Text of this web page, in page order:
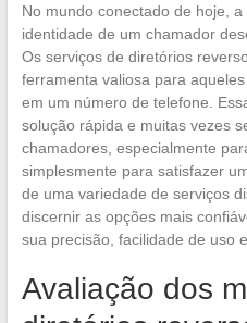
No mundo conectado de hoje,
identidade de um chamador
Os serviços de diretórios
ferramenta valiosa para
em um número de telefone.
solução rápida e muitas vezes
chamadores, especialmente
simplesmente para satisfazer
de uma variedade de serviços
discernir as opções mais
sua precisão, facilidade de uso
Avaliação dos